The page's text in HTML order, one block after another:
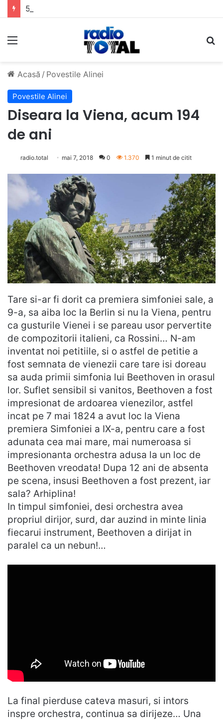
Meniu
Acasă / Povestile Alinei
Povestile Alinei
Diseara la Viena, acum 194
de ani
radio.total mai 7, 2018 0 1.370 1 minut de citit
Tare si-ar fi dorit ca premiera simfoniei sale, a
9-a, sa aiba loc la Berlin si nu la Viena, pentru
ca gusturile Vienei i se pareau usor pervertite
de compozitorii italieni, ca Rossini… N-am
inventat noi petitiile, si o astfel de petitie a
fost semnata de vienezii care tare isi doreau
sa auda primii simfonia lui Beethoven in orasul
lor. Suflet sensibil si vanitos, Beethoven a fost
impresionat de ardoarea vienezilor, astfel
incat pe 7 mai 1824 a avut loc la Viena
premiera Simfoniei a IX-a, pentru care a fost
adunata cea mai mare, mai numeroasa si
impresionanta orchestra adusa la un loc de
Beethoven vreodata! Dupa 12 ani de absenta
pe scena, insusi Beethoven a fost prezent, iar
sala? Arhiplina!
In timpul simfoniei, desi orchestra avea
propriul dirijor, surd, dar auzind in minte linia
fiecarui instrument, Beethoven a dirijat in
paralel ca un nebun!…
La final pierduse cateva masuri, si intors
inspre orchestra, continua sa dirijeze… Una